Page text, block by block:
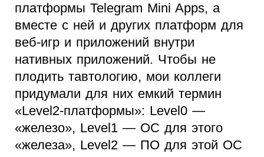
платформы Telegram Mini Apps, а
вместе с ней и других платформ для
веб-игр и приложений внутри
нативных приложений. Чтобы не
плодить тавтологию, мои коллеги
придумали для них емкий термин
«Level2-платформы»: Level0 —
«железо», Level1 — ОС для этого
«железа», Level2 — ПО для этой ОС